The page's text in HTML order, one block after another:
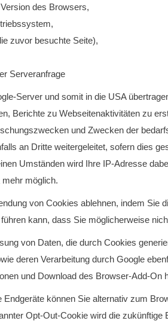
des Browsers,
zuvor besuchte Seite),
Serveranfrage
Server und somit in die USA
Berichte zu Webseitenaktivitäten zu
und Zwecken der
an Dritte weitergeleitet, sofern dies
Umständen wird Ihre IP-Adresse
möglich.
von Cookies ablehnen, indem
kann, dass Sie möglicherweise
von Daten, die durch Cookies
deren Verarbeitung durch Google
und Download des Browser-Add-On
Endgeräte können Sie alternativ zum
Opt-Out-Cookie wird die